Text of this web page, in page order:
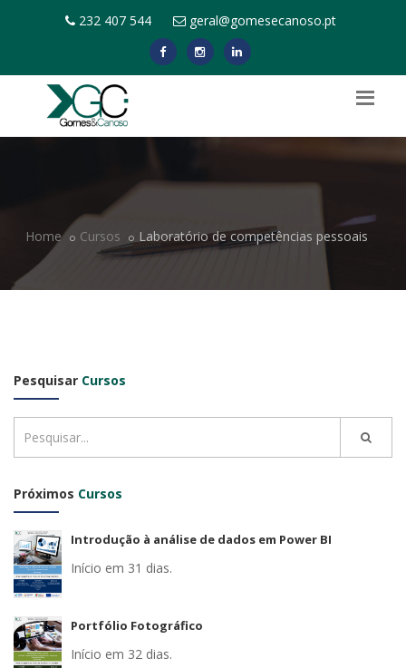
232 407 544 geral@gomesecanoso.pt
Home Cursos Laboratório de competências pessoais
Pesquisar Cursos
Próximos Cursos
Introdução à análise de dados em Power BI
Início em 31 dias.
Portfólio Fotográfico
Início em 32 dias.